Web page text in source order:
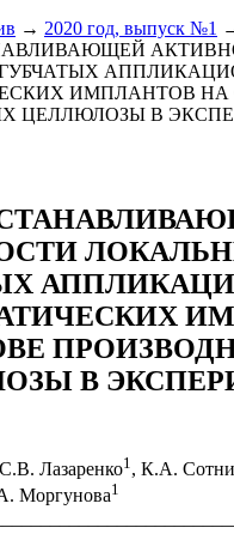
→ 2020 год, выпуск №1
ИМПЛАНТОВ НА
ЦЕЛЛЮЛОЗЫ В
В
Лазаренко1, К.А.
Моргунова1